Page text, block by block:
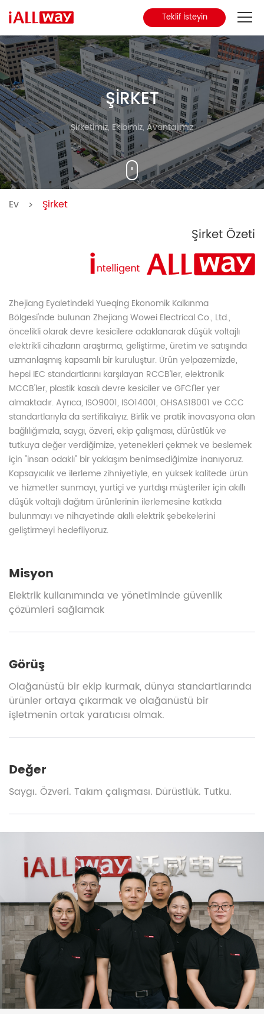
Teklif İsteyin
ŞİRKET
Şirketimiz, Ekibimiz, Avantajımız
Ev > Şirket
Şirket Özeti
Zhejiang Eyaletindeki Yueqing Ekonomik Kalkınma
Bölgesi'nde bulunan Zhejiang Wowei Electrical Co., Ltd.,
öncelikli olarak devre kesicilere odaklanarak düşük voltajlı
elektrikli cihazların araştırma, geliştirme, üretim ve satışında
uzmanlaşmış kapsamlı bir kuruluştur. Ürün yelpazemizde,
hepsi IEC standartlarını karşılayan RCCB'ler, elektronik
MCCB'ler, plastik kasalı devre kesiciler ve GFCI'ler yer
almaktadır. Ayrıca, ISO9001, ISO14001, OHSAS18001 ve CCC
standartlarıyla da sertifikalıyız. Birlik ve pratik inovasyona olan
bağlılığımızla, saygı, özveri, ekip çalışması, dürüstlük ve
tutkuya değer verdiğimize, yetenekleri çekmek ve beslemek
için "insan odaklı" bir yaklaşım benimsediğimize inanıyoruz.
Kapsayıcılık ve ilerleme zihniyetiyle, en yüksek kalitede ürün
ve hizmetler sunmayı, yurtiçi ve yurtdışı müşteriler için akıllı
düşük voltajlı dağıtım ürünlerinin ilerlemesine katkıda
bulunmayı ve nihayetinde akıllı elektrik şebekelerini
geliştirmeyi hedefliyoruz.
Misyon
Elektrik kullanımında ve yönetiminde güvenlik
çözümleri sağlamak
Görüş
Olağanüstü bir ekip kurmak, dünya standartlarında
ürünler ortaya çıkarmak ve olağanüstü bir
işletmenin ortak yaratıcısı olmak.
Değer
Saygı. Özveri. Takım çalışması. Dürüstlük. Tutku.
Hakkımızda
Ürün
MCCB
Blog
Temas etmek